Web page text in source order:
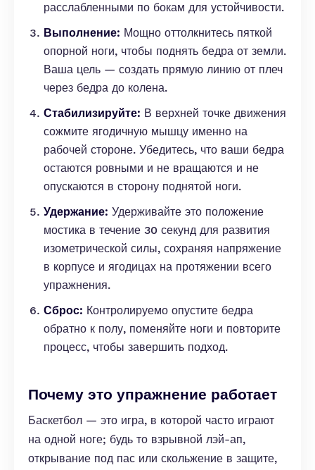
расслабленными по бокам для устойчивости.
Выполнение: Мощно оттолкнитесь пяткой
опорной ноги, чтобы поднять бедра от земли.
Ваша цель — создать прямую линию от плеч
через бедра до колена.
Стабилизируйте: В верхней точке движения
сожмите ягодичную мышцу именно на
рабочей стороне. Убедитесь, что ваши бедра
остаются ровными и не вращаются и не
опускаются в сторону поднятой ноги.
Удержание: Удерживайте это положение
мостика в течение 30 секунд для развития
изометрической силы, сохраняя напряжение
в корпусе и ягодицах на протяжении всего
упражнения.
Сброс: Контролируемо опустите бедра
обратно к полу, поменяйте ноги и повторите
процесс, чтобы завершить подход.
Почему это упражнение работает
Баскетбол — это игра, в которой часто играют
на одной ноге; будь то взрывной лэй-ап,
открывание под пас или скольжение в защите,